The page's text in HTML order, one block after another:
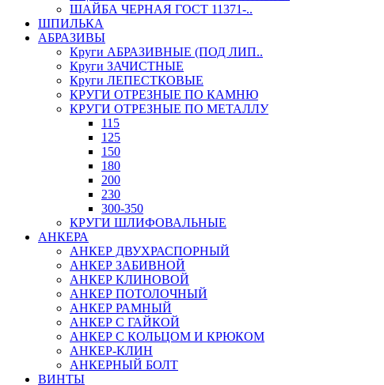
ШАЙБА ЧЕРНАЯ ГОСТ 11371-..
ШПИЛЬКА
АБРАЗИВЫ
Круги АБРАЗИВНЫЕ (ПОД ЛИП..
Круги ЗАЧИСТНЫЕ
Круги ЛЕПЕСТКОВЫЕ
КРУГИ ОТРЕЗНЫЕ ПО КАМНЮ
КРУГИ ОТРЕЗНЫЕ ПО МЕТАЛЛУ
115
125
150
180
200
230
300-350
КРУГИ ШЛИФОВАЛЬНЫЕ
АНКЕРА
АНКЕР ДВУХРАСПОРНЫЙ
АНКЕР ЗАБИВНОЙ
АНКЕР КЛИНОВОЙ
АНКЕР ПОТОЛОЧНЫЙ
АНКЕР РАМНЫЙ
АНКЕР С ГАЙКОЙ
АНКЕР С КОЛЬЦОМ И КРЮКОМ
АНКЕР-КЛИН
АНКЕРНЫЙ БОЛТ
ВИНТЫ